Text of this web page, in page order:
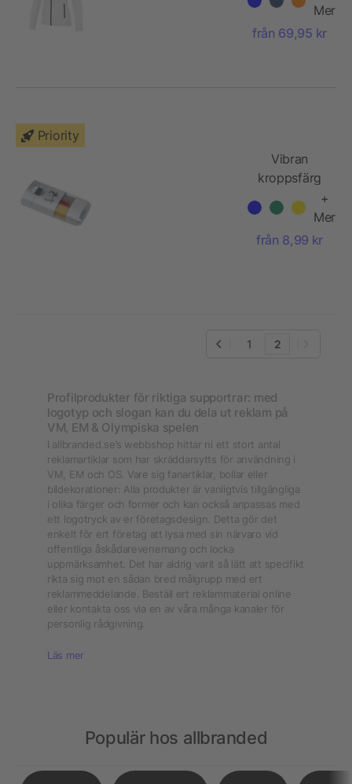
Mer
från 69,95 kr
Priority
Vibran
kroppsfärg
av flaggor
+
Mer
från 8,99 kr
1 2
Profilprodukter för riktiga supportrar: med
logotyp och slogan kan du dela ut reklam på
VM, EM & Olympiska spelen
I allbranded.se’s webbshop hittar ni ett stort antal
reklamartiklar som har skräddarsytts för användning i
VM, EM och OS. Vare sig fanartiklar, bollar eller
bildekorationer: Alla produkter är vanligtvis tillgängliga
i olika färger och former och kan också anpassas med
ett logotryck av er företagsdesign. Detta gör det
enkelt för ert företag att lysa med sin närvaro vid
offentliga åskådarevenemang och locka
uppmärksamhet. Det har aldrig varit så lätt att specifikt
rikta sig mot en sådan bred målgrupp med ert
reklammeddelande. Beställ ert reklammaterial online
eller kontakta oss via en av våra många kanaler för
personlig rådgivning.
Läs mer
Populär hos allbranded